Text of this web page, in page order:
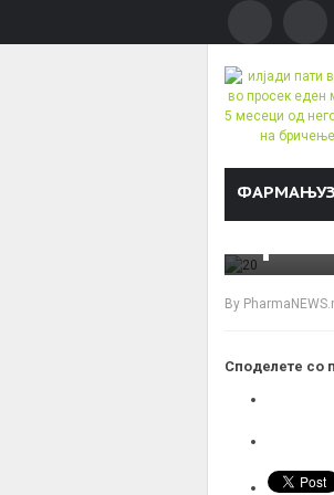
ФАРМАЊУЗ
БРОЈКИ &
By
Споделете со